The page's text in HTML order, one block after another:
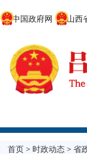
中国政府网 山西省
首页> 时政动态> 省